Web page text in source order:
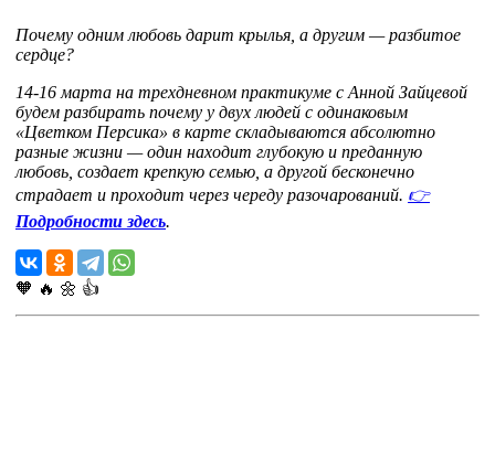
Почему одним любовь дарит крылья, а другим — разбитое
сердце?
14-16 марта на трехдневном практикуме с Анной Зайцевой
будем разбирать почему у двух людей с одинаковым
«Цветком Персика» в карте складываются абсолютно
разные жизни — один находит глубокую и преданную
любовь, создает крепкую семью, а другой бесконечно
страдает и проходит через череду разочарований. 👉
Подробности здесь.
🧡 🔥 🌼 👍